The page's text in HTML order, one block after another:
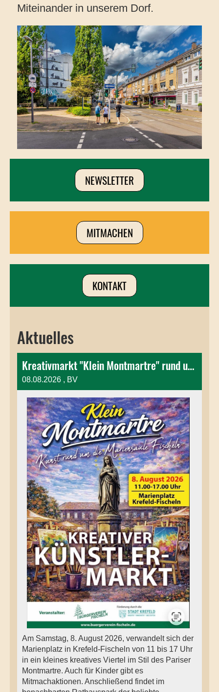
Miteinander in unserem Dorf.
NEWSLETTER
MITMACHEN
KONTAKT
Aktuelles
Kreativmarkt "Klein Montmartre" rund um die Mariensäule
08.08.2026 , BV
Am Samstag, 8. August 2026, verwandelt sich der
Marienplatz in Krefeld‑Fischeln von 11 bis 17 Uhr
in ein kleines kreatives Viertel im Stil des Pariser
Montmartre. Auch für Kinder gibt es
Mitmachaktionen. Anschließend findet im